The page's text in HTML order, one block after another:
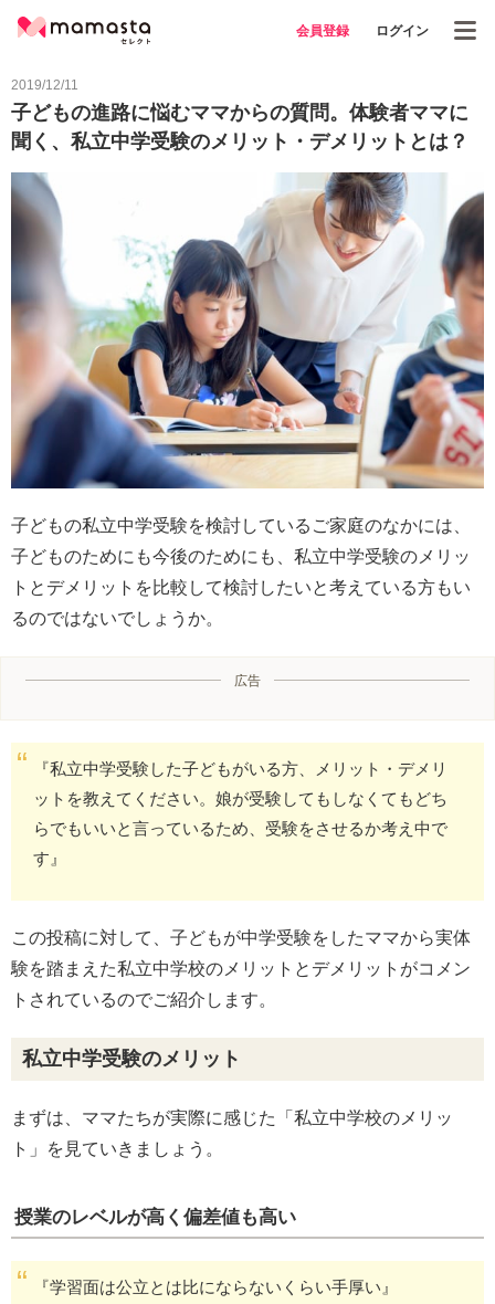
会員登録 ログイン
2019/12/11
子どもの進路に悩むママからの質問。体験者ママに
聞く、私立中学受験のメリット・デメリットとは？
子どもの私立中学受験を検討しているご家庭のなかには、
子どものためにも今後のためにも、私立中学受験のメリッ
トとデメリットを比較して検討したいと考えている方もい
るのではないでしょうか。
広告
『私立中学受験した子どもがいる方、メリット・デメリ
ットを教えてください。娘が受験してもしなくてもどち
らでもいいと言っているため、受験をさせるか考え中で
す』
この投稿に対して、子どもが中学受験をしたママから実体
験を踏まえた私立中学校のメリットとデメリットがコメン
トされているのでご紹介します。
私立中学受験のメリット
まずは、ママたちが実際に感じた「私立中学校のメリッ
ト」を見ていきましょう。
授業のレベルが高く偏差値も高い
『学習面は公立とは比にならないくらい手厚い』